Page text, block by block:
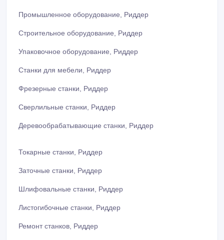
Промышленное оборудование, Риддер
Строительное оборудование, Риддер
Упаковочное оборудование, Риддер
Станки для мебели, Риддер
Фрезерные станки, Риддер
Сверлильные станки, Риддер
Деревообрабатывающие станки, Риддер
Токарные станки, Риддер
Заточные станки, Риддер
Шлифовальные станки, Риддер
Листогибочные станки, Риддер
Ремонт станков, Риддер